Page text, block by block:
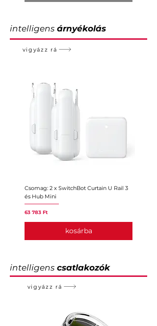
intelligens árnyékolás
vigyázz rá
Csomag: 2 x SwitchBot Curtain U Rail 3
és Hub Mini
Ár
63 783 Ft
kosárba
intelligens csatlakozók
vigyázz rá